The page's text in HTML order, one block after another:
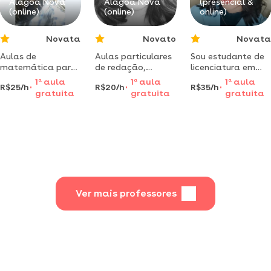
(online)
Novata
Aulas de
matemática para
alunos de ensino
fundamental e
médio, dadas por
R$25/h
1 aaula
gratuita
(online)
Novato
Aulas particulares
de redação,
gramática e
literatura a um
clique de você
R$20/h
1 a aula
gratuita
online)
Novata
Sou estudante de
licenciatura em
história pela
faculdade
unifatecie , ensino
R$35/h
1 aaula
gratuita
Ver mais professores